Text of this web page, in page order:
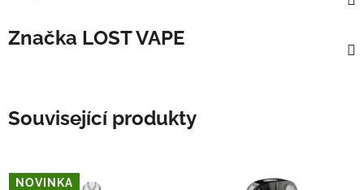
Značka LOST VAPE
Související produkty
NOVINKA